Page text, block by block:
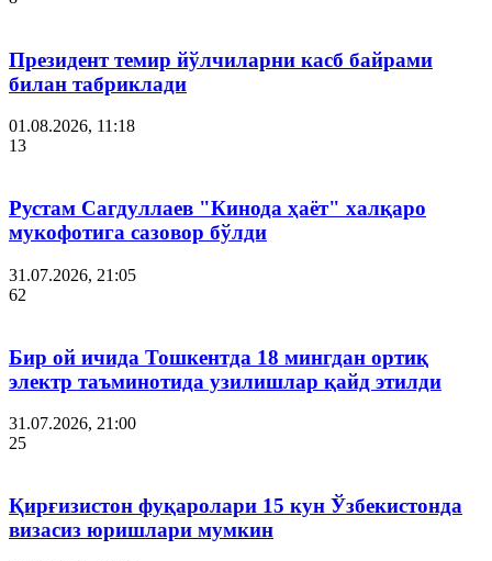
Президент темир йўлчиларни касб байрами
билан табриклади
01.08.2026, 11:18
13
Рустам Сагдуллаев "Кинода ҳаёт" халқаро
мукофотига сазовор бўлди
31.07.2026, 21:05
62
Бир ой ичида Тошкентда 18 мингдан ортиқ
электр таъминотида узилишлар қайд этилди
31.07.2026, 21:00
25
Қирғизистон фуқаролари 15 кун Ўзбекистонда
визасиз юришлари мумкин